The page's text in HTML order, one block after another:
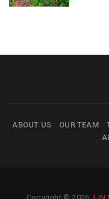
ABOUT US OUR TEAM